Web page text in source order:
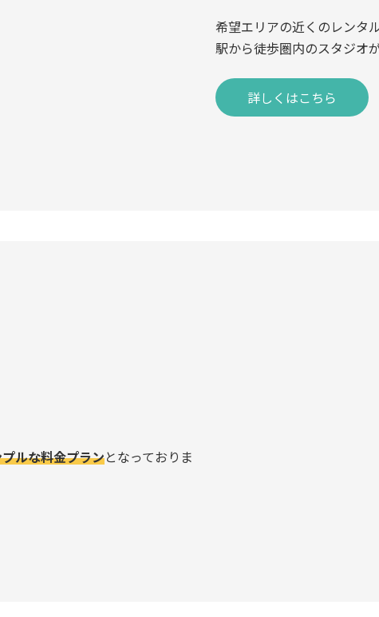
希望エリアの近くのレンタ
駅から徒歩圏内のスタジオが
詳しくはこちら
ルな料金プランとなっておりま